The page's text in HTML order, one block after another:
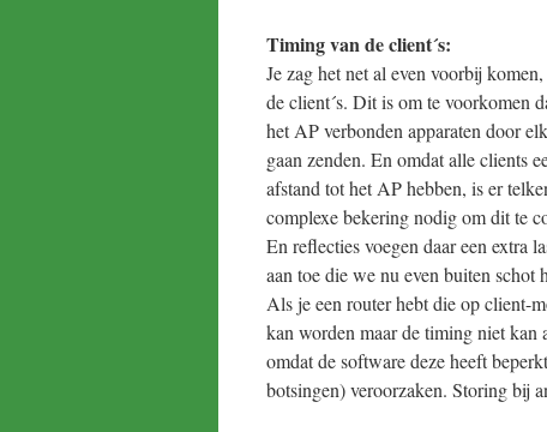
Timing van de client´s:
Je zag het net al even voorbij
de client´s. Dit is om te voorkomen
het AP verbonden apparaten door
gaan zenden. En omdat alle clients
afstand tot het AP hebben, is er
complexe bekering nodig om dit te
En reflecties voegen daar een extra
aan toe die we nu even buiten schot
Als je een router hebt die op client-
kan worden maar de timing niet kan
omdat de software deze heeft
botsingen) veroorzaken. Storing bij